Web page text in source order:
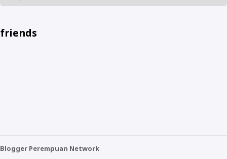
friends
Blogger Perempuan Network